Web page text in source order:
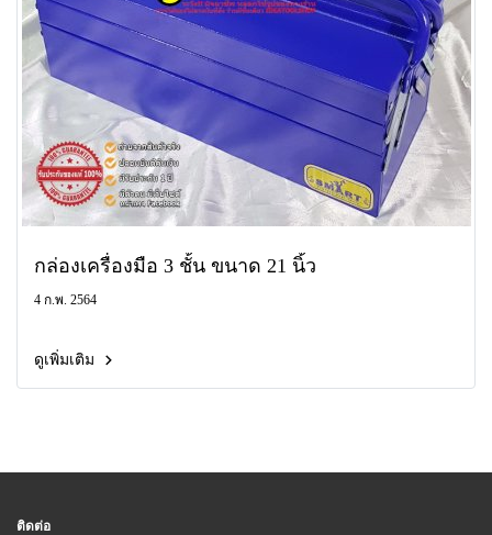
กล่องเครื่องมือ 3 ชั้น ขนาด 21 นิ้ว
4 ก.พ. 2564
ดูเพิ่มเติม
ติดต่อ